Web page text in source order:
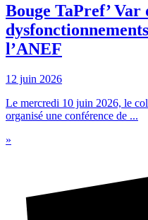
Bouge TaPref’ Var
l’ANEF
12 juin 2026
Le mercredi 10 juin 2026, le
organisé une conférence de ...
»